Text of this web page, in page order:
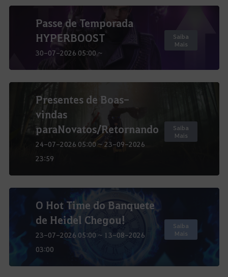
Passe de Temporada
HYPERBOOST
30-07-2026 05:00 ~
Saiba
Mais
Presentes de Boas-
vindas
para Novatos/Retornando
24-07-2026 05:00 ~ 23-09-2026
23:59
Saiba
Mais
O Hot Time do Banquete
de Heidel Chegou!
23-07-2026 05:00 ~ 13-08-2026
03:00
Saiba
Mais